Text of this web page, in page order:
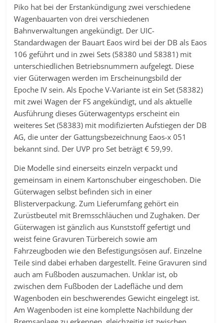
Piko hat bei der Erstankündigung zwei verschiedene
Wagenbauarten von drei verschiedenen
Bahnverwaltungen angekündigt. Der UIC-
Standardwagen der Bauart Eaos wird bei der DB als Eaos
106 geführt und in zwei Sets (58380 und 58381) mit
unterschiedlichen Betriebsnummern aufgelegt. Diese
vier Güterwagen werden im Erscheinungsbild der
Epoche IV sein. Als Epoche V-Variante ist ein Set (58382)
mit zwei Wagen der FS angekündigt, und als aktuelle
Ausführung dieses Güterwagentyps erscheint ein
weiteres Set (58383) mit modifizierten Aufstiegen der DB
AG, die unter der Gattungsbezeichnung Eaos-x 051
bekannt sind. Der UVP pro Set beträgt € 59,99.
Die Modelle sind einerseits einzeln verpackt und
gemeinsam in einem Kartonschuber eingeschoben. Die
Güterwagen selbst befinden sich in einer
Blisterverpackung. Zum Lieferumfang gehört ein
Zurüstbeutel mit Bremsschläuchen und Zughaken. Der
Güterwagen ist gänzlich aus Kunststoff gefertigt und
weist feine Gravuren Türbereich sowie am
Fahrzeugboden wie den Befestigungsösen auf. Einzelne
Teile sind dabei erhaben dargestellt. Feine Gravuren sind
auch am Fußboden auszumachen. Unklar ist, ob
zwischen dem Fußboden der Ladefläche und dem
Wagenboden ein beschwerendes Gewicht eingelegt ist.
Am Wagenboden ist eine komplette Nachbildung der